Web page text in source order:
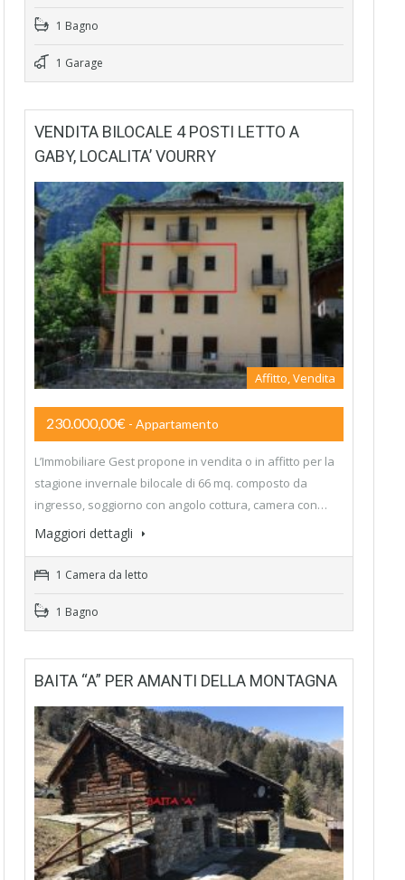
1 Bagno
1 Garage
VENDITA BILOCALE 4 POSTI LETTO A
GABY, LOCALITA’ VOURRY
Affitto, Vendita
230.000,00€ - Appartamento
L’Immobiliare Gest propone in vendita o in affitto per la
stagione invernale bilocale di 66 mq. composto da
ingresso, soggiorno con angolo cottura, camera con…
Maggiori dettagli
1 Camera da letto
1 Bagno
BAITA “A” PER AMANTI DELLA MONTAGNA